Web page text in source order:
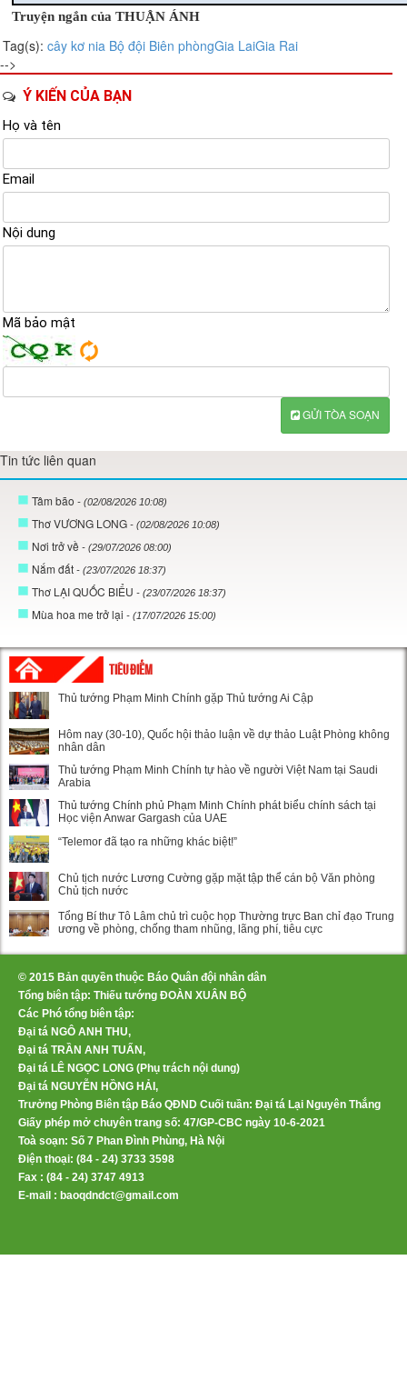
Truyện ngắn của THUẬN ÁNH
Tag(s): cây kơ nia Bộ đội Biên phòngGia LaiGia Rai
-->
Ý KIẾN CỦA BẠN
Họ và tên
Email
Nội dung
Mã bảo mật
GỬI TÒA SOẠN
Tin tức liên quan
Tâm bão - (02/08/2026 10:08)
Thơ VƯƠNG LONG - (02/08/2026 10:08)
Nơi trở về - (29/07/2026 08:00)
Nắm đất - (23/07/2026 18:37)
Thơ LẠI QUỐC BIỂU - (23/07/2026 18:37)
Mùa hoa me trở lại - (17/07/2026 15:00)
TIÊU ĐIỂM
Thủ tướng Phạm Minh Chính gặp Thủ tướng Ai Cập
Hôm nay (30-10), Quốc hội thảo luận về dự thảo Luật Phòng không
nhân dân
Thủ tướng Phạm Minh Chính tự hào về người Việt Nam tại Saudi
Arabia
Thủ tướng Chính phủ Phạm Minh Chính phát biểu chính sách tại
Học viện Anwar Gargash của UAE
“Telemor đã tạo ra những khác biệt!”
Chủ tịch nước Lương Cường gặp mặt tập thể cán bộ Văn phòng
Chủ tịch nước
Tổng Bí thư Tô Lâm chủ trì cuộc họp Thường trực Ban chỉ đạo Trung
ương về phòng, chống tham nhũng, lãng phí, tiêu cực
© 2015 Bản quyền thuộc Báo Quân đội nhân dân
Tổng biên tập: Thiếu tướng ĐOÀN XUÂN BỘ
Các Phó tổng biên tập:
Đại tá NGÔ ANH THU,
Đại tá TRẦN ANH TUẤN,
Đại tá LÊ NGỌC LONG (Phụ trách nội dung)
Đại tá NGUYỄN HỒNG HẢI,
Trưởng Phòng Biên tập Báo QĐND Cuối tuần: Đại tá Lại Nguyên Thắng
Giấy phép mở chuyên trang số: 47/GP-CBC ngày 10-6-2021
Toà soạn: Số 7 Phan Đình Phùng, Hà Nội
Điện thoại: (84 - 24) 3733 3598
Fax : (84 - 24) 3747 4913
E-mail : baoqdndct@gmail.com